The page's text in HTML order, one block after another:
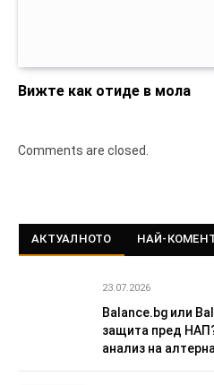
Вижте как отиде в мола
Comments are closed.
АКТУАЛНОТО НАЙ-
23.07.2026
Balance.bg или
защита пред
анализ на